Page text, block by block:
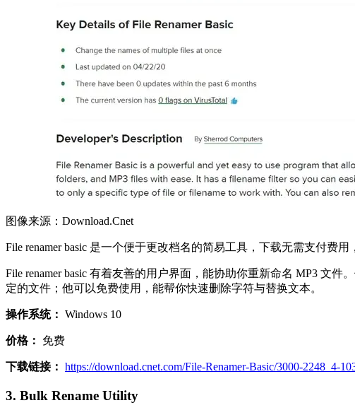
图像来源：Download.Cnet
File renamer basic 是一个便于更改档名的简易工具，下载无需支付费用
File renamer basic 有着友善的用户界面，能协助你重新命名 MP3 文
定的文件；他可以免费使用，能帮你快速删除字符与替换文本。
操作系统： Windows 10
价格： 免费
下载链接： https://download.cnet.com/File-Renamer-Basic/3000-2248_4-
3. Bulk Rename Utility